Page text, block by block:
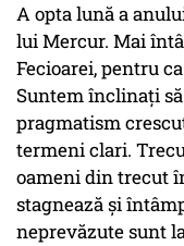
A opta lună a
lui Mercur. Mai
Fecioarei, pentru
Suntem înclinați
pragmatism
termeni clari.
oameni din trecut
stagnează și
neprevăzute sunt